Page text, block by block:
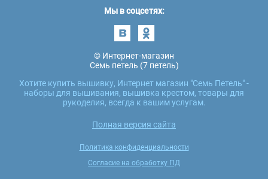
Мы в соцсетях:
© Интернет-магазин
Семь петель (7 петель)
Хотите купить вышивку, Интернет магазин "Семь Петель" -
наборы для вышивания, вышивка крестом, товары для
рукоделия, всегда к вашим услугам.
Полная версия сайта
Политика конфиденциальности
Согласие на обработку ПД